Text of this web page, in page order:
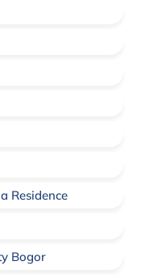
Residence
Bogor